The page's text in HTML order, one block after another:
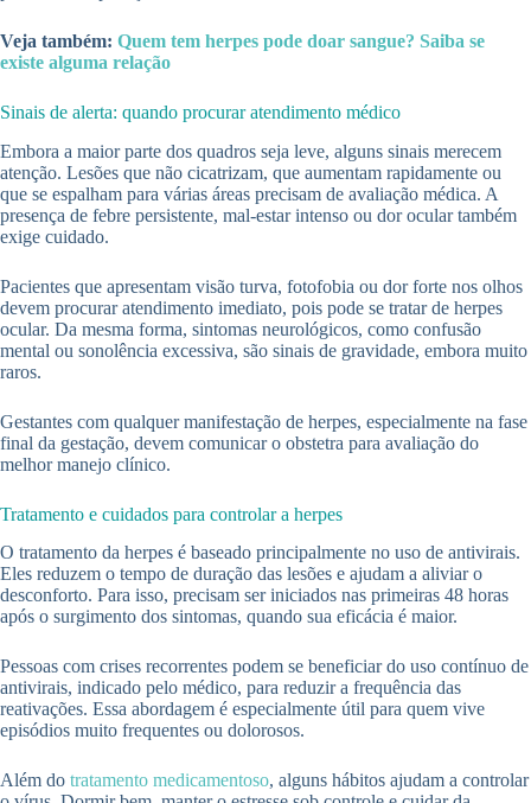
Veja também: Quem tem herpes pode doar sangue? Saiba se
existe alguma relação
Sinais de alerta: quando procurar atendimento médico
Embora a maior parte dos quadros seja leve, alguns sinais merecem
atenção. Lesões que não cicatrizam, que aumentam rapidamente ou
que se espalham para várias áreas precisam de avaliação médica. A
presença de febre persistente, mal-estar intenso ou dor ocular também
exige cuidado.
Pacientes que apresentam visão turva, fotofobia ou dor forte nos olhos
devem procurar atendimento imediato, pois pode se tratar de herpes
ocular. Da mesma forma, sintomas neurológicos, como confusão
mental ou sonolência excessiva, são sinais de gravidade, embora muito
raros.
Gestantes com qualquer manifestação de herpes, especialmente na fase
final da gestação, devem comunicar o obstetra para avaliação do
melhor manejo clínico.
Tratamento e cuidados para controlar a herpes
O tratamento da herpes é baseado principalmente no uso de antivirais.
Eles reduzem o tempo de duração das lesões e ajudam a aliviar o
desconforto. Para isso, precisam ser iniciados nas primeiras 48 horas
após o surgimento dos sintomas, quando sua eficácia é maior.
Pessoas com crises recorrentes podem se beneficiar do uso contínuo de
antivirais, indicado pelo médico, para reduzir a frequência das
reativações. Essa abordagem é especialmente útil para quem vive
episódios muito frequentes ou dolorosos.
Além do tratamento medicamentoso, alguns hábitos ajudam a controlar